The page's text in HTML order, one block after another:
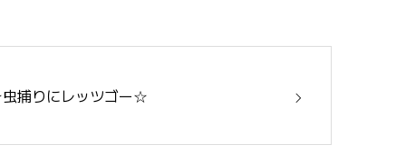
捕りにレッツゴー☆